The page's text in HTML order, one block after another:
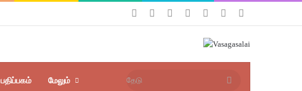
Facebook YouTubeInstagramபுகுபதிகைசீரற்ற பதிவுகள்
பதிப்பகம் மேலும் தேடு